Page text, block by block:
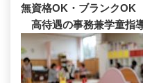
無資格OK・ブランクOK
高待遇の事務兼学童指